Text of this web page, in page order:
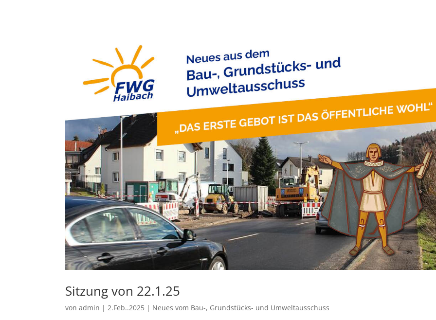
Sitzung von 22.1.25
vonadmin |2.Feb..2025 | Neues vom Bau-, Grundstücks- und Umweltausschuss